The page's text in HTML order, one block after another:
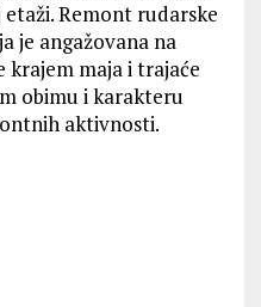
Remont rudarske
je angažovana na
krajem maja i trajaće
obimu i karakteru
aktivnosti.